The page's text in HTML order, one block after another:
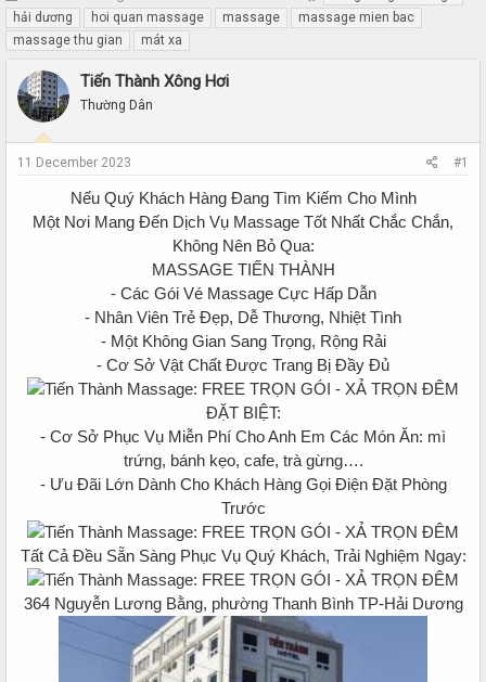
h
r
e
d
s
r
t
a
r
t
d
hải dương
hoi quan massage massage
massage mien bac
massage thu gian
mát xa
Tiến Thành Xông Hơi
Thường Dân
11 December 2023 #1
Nếu Quý Khách Hàng Đang Tìm Kiếm Cho Mình
Một Nơi Mang Đến Dịch Vụ Massage Tốt Nhất Chắc Chắn,
Không Nên Bỏ Qua:
MASSAGE TIẾN THÀNH
- Các Gói Vé Massage Cực Hấp Dẫn
- Nhân Viên Trẻ Đẹp, Dễ Thương, Nhiệt Tình
- Một Không Gian Sang Trọng, Rộng Rải
- Cơ Sở Vật Chất Được Trang Bị Đầy Đủ
ĐẶT BIỆT:
- Cơ Sở Phục Vụ Miễn Phí Cho Anh Em Các Món Ăn: mì
trứng, bánh kẹo, cafe, trà gừng….
- Ưu Đãi Lớn Dành Cho Khách Hàng Gọi Điện Đặt Phòng
Trước
Tất Cả Đều Sẵn Sàng Phục Vụ Quý Khách, Trải Nghiệm Ngay:
364 Nguyễn Lương Bằng, phường Thanh Bình TP-Hải Dương